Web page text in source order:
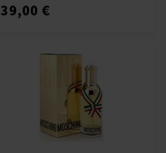
39,00 €